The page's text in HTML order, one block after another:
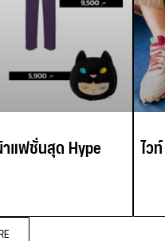
าแฟชั่นสุด Hype
ไว